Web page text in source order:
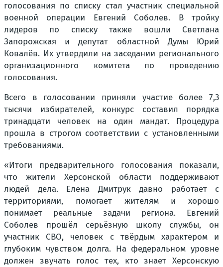
голосования по списку стал участник специальной
военной операции Евгений Соболев. В тройку
лидеров по списку также вошли Светлана
Запорожская и депутат областной Думы Юрий
Ковалёв. Их утвердили на заседании регионального
организационного комитета по проведению
голосования.
Всего в голосовании приняли участие более 7,3
тысячи избирателей, конкурс составил порядка
тринадцати человек на один мандат. Процедура
прошла в строгом соответствии с установленными
требованиями.
«Итоги предварительного голосования показали,
что жители Херсонской области поддерживают
людей дела. Елена Дмитрук давно работает с
территориями, помогает жителям и хорошо
понимает реальные задачи региона. Евгений
Соболев прошёл серьёзную школу службы, он
участник СВО, человек с твёрдым характером и
глубоким чувством долга. На федеральном уровне
должен звучать голос тех, кто знает Херсонскую